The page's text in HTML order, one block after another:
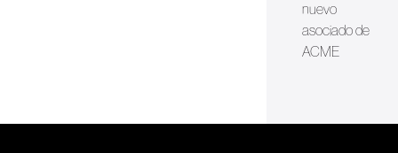
nuevo
asociado de
ACME